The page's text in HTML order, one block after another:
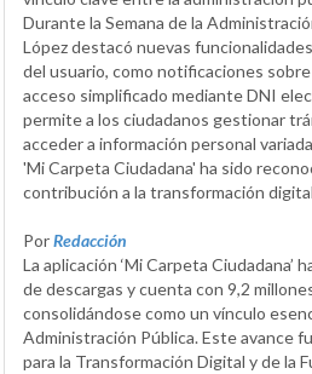
Durante la Semana de la
López destacó nuevas
del usuario, como notificaciones
acceso simplificado mediante DNI
permite a los ciudadanos gestionar
acceder a información personal
'Mi Carpeta Ciudadana' ha sido
contribución a la transformación
PorRedacción
La aplicación ‘Mi Carpeta Ciudadana’
de descargas y cuenta con 9,2
consolidándose como un vínculo
Administración Pública. Este avance
para la Transformación Digital y de la